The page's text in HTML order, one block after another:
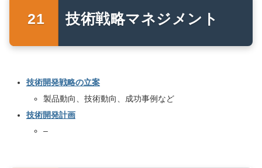
技術戦略マネジメント
技術開発戦略の立案
製品動向、技術動向、成功事例など
技術開発計画
–